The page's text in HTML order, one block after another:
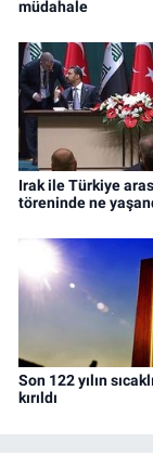
müdahale
Irak ile Türkiye
töreninde ne
Son 122 yılın
kırıldı